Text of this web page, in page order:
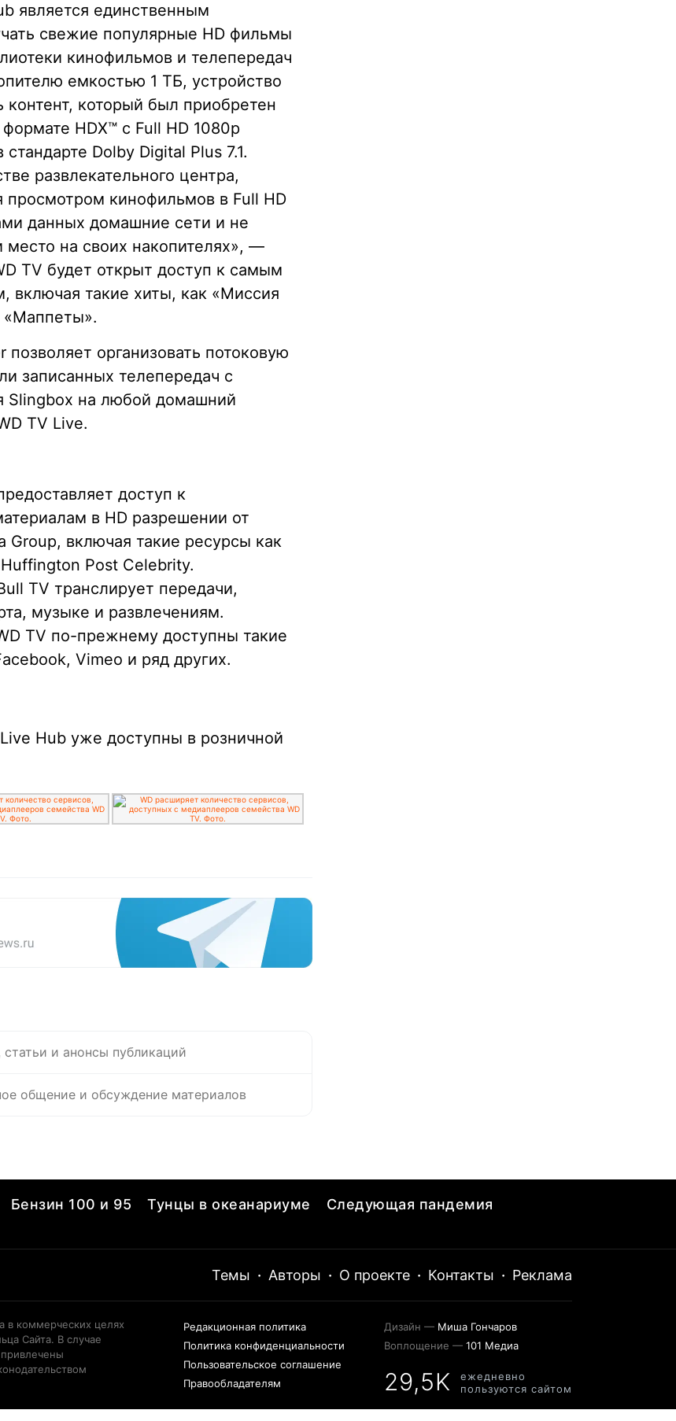
является единственным
свежие популярные HD фильмы
кинофильмов и телепередач
емкостью 1 ТБ, устройство
который был приобретен
HDX™ с Full HD 1080p
Dolby Digital Plus 7.1.
развлекательного центра,
просмотром кинофильмов в Full HD
данных домашние сети и не
на своих накопителях», —
TV будет открыт доступ к самым
включая такие хиты, как «Миссия
организовать потоковую
записанных телепередач с
Slingbox на любой домашний
TV Live.
доступ к
в HD разрешении от
включая такие ресурсы как
Post Celebrity.
TV транслирует передачи,
музыке и развлечениям.
TV по-прежнему доступны такие
Vimeo и ряд других.
Hub уже доступны в розничной
и анонсы публикаций
общение и обсуждение материалов
Бензин 100 и 95 Тунцы в океанариуме
Следующая пандемия
Темы · Авторы · О проекте · Контакты · Реклама
в коммерческих целях
Сайта. В случае
Редакционная политика
Политика конфиденциальности
Пользовательское соглашение
Правообладателям
Дизайн — Миша Гончаров
Воплощение — 101 Медиа
29,5K
ежедневно
пользуются сайтом